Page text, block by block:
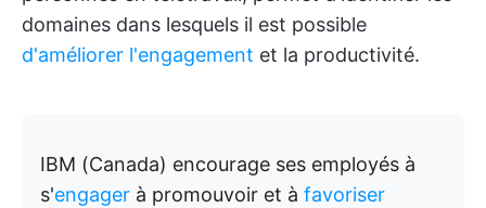
domaines dans lesquels il est possible
d'améliorer l'engagement et la productivité.
IBM (Canada) encourage ses employés à
s'engager à promouvoir et à favoriser